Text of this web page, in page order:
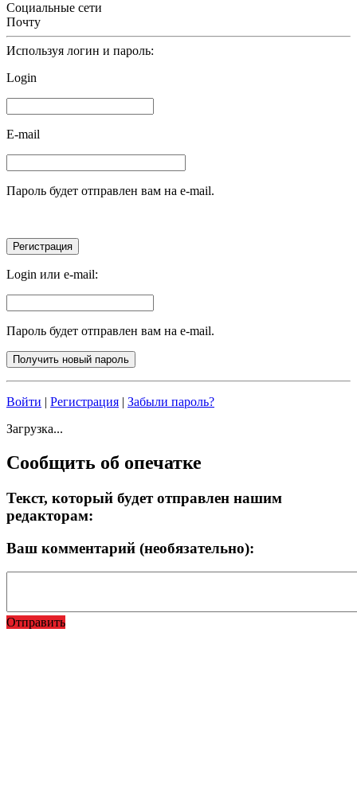
Социальные сети
Почту
Используя логин и пароль:
Login
E-mail
Пароль будет отправлен вам на e-mail.
Login или e-mail:
Пароль будет отправлен вам на e-mail.
Войти | Регистрация | Забыли пароль?
Загрузка...
Сообщить об опечатке
Текст, который будет отправлен нашим
редакторам:
Ваш комментарий (необязательно):
Отправить